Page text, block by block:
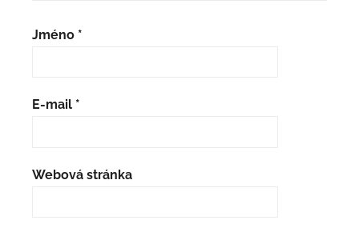
Jméno *
E-mail *
Webová stránka